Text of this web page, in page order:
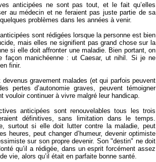
anticipées ne sont pas tout, et le fait qu’elles
au médecin et ne feraient pas juste partie de sa
problèmes dans les années à venir.
sont rédigées lorsque la personne est bien
mais elles ne signifient pas grand chose sur la
si elle doit affronter une maladie. Bien portant, on
façon manichéenne : ut Caesar, ut nihil. Si je ne
finir.
gravement malades (et qui parfois peuvent
pertes d’autonomie graves, peuvent témoigner
vouloir continuer à vivre malgré leur handicap.
anticipées sont renouvelables tous les trois
définitives, sans limitation dans le temps.
surtout si elle doit lutter contre la maladie, peut
heures, peut changer d’humeur, devenir optimiste
sur son propre devenir. Son "destin" ne doit
qu’il a rédigée, dans un esprit forcément assez
vie, alors qu’il était en parfaite bonne santé.